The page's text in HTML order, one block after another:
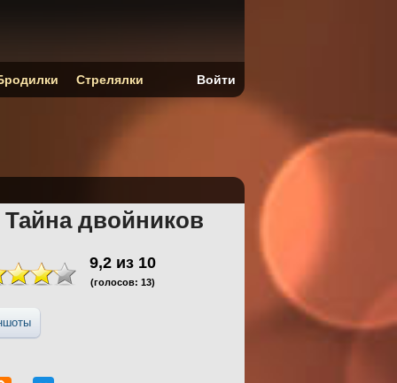
двойников
9,2 из 10
(голосов: 13)
Стрелялки Войти